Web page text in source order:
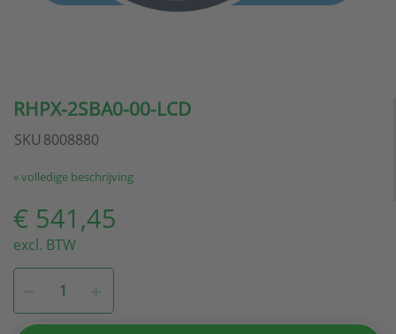
RHPX-2SBA0-00-LCD
SKU 8008880
» volledige beschrijving
€ 541,45
excl. BTW